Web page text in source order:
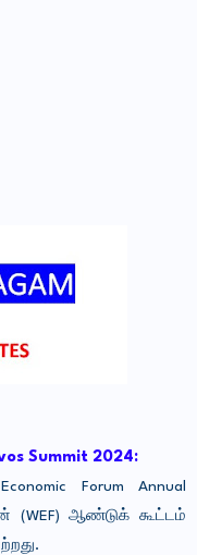
Summit 2024:
Forum Annual
(WEF) ஆண்டுக் கூட்டம்